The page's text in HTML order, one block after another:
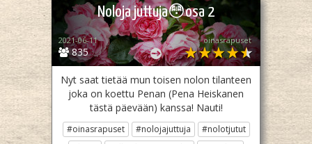
Noloja juttuja😳osa 2
835
2021-06-11 oinasrapuset
Nyt saat tietää mun toisen nolon tilanteen
joka on koettu Penan (Pena Heiskanen
tästä päevään) kanssa! Nauti!
#oinasrapuset #nolojajuttuja
#nolotjutut